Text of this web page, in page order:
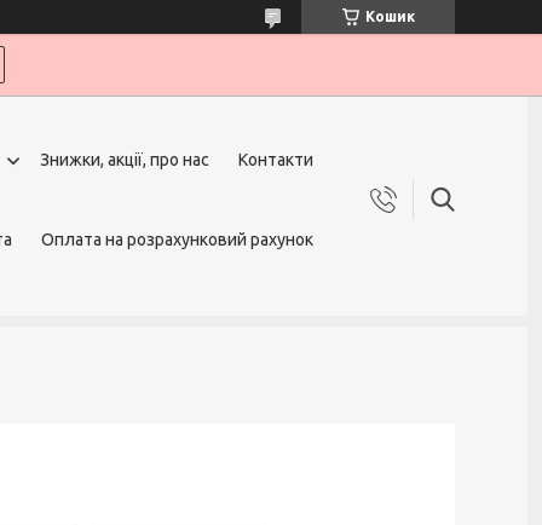
Кошик
Знижки, акції, про нас Контакти
Оплата на розрахунковий рахунок